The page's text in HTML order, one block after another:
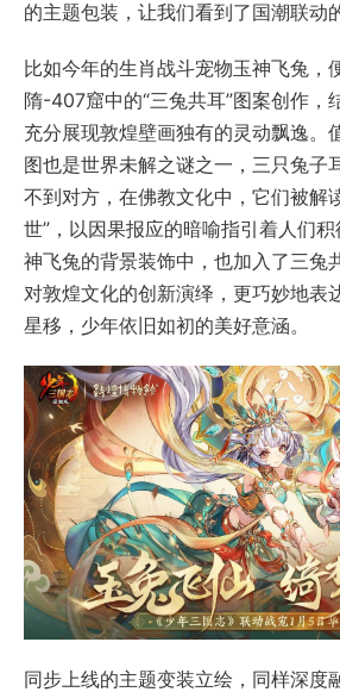
的主题包装，让我们看到了国潮联动
比如今年的生肖战斗宠物玉神飞兔，
隋-407窟中的“三兔共耳”图案创作，
充分展现敦煌壁画独有的灵动飘逸。
图也是世界未解之谜之一，三只兔子
不到对方，在佛教文化中，它们被解
世”，以因果报应的暗喻指引着人们
神飞兔的背景装饰中，也加入了三兔
对敦煌文化的创新演绎，更巧妙地表
星移，少年依旧如初的美好意涵。
同步上线的主题变装立绘，同样深度